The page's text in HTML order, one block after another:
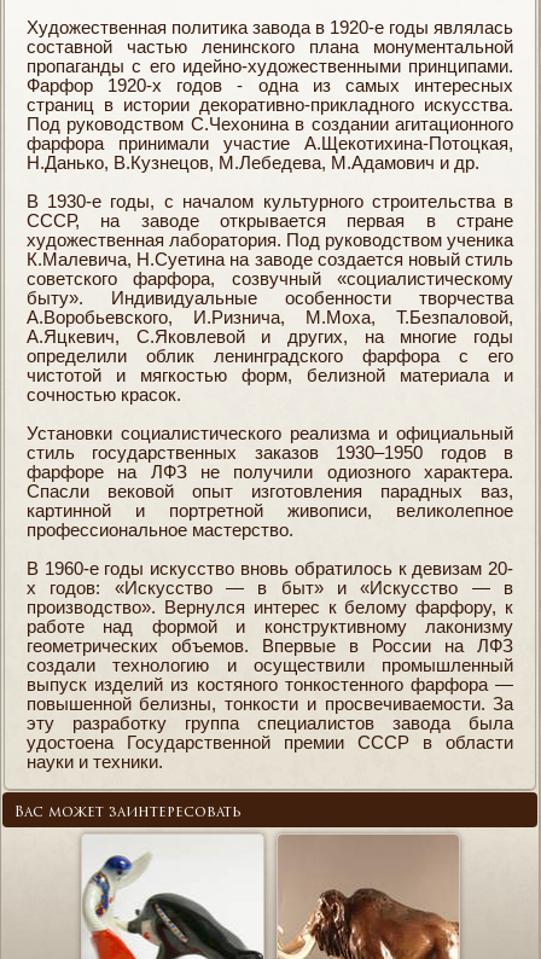
Художественная политика завода в 1920-е годы являлась
составной частью ленинского плана монументальной
пропаганды с его идейно-художественными принципами.
Фарфор 1920-х годов - одна из самых интересных
страниц в истории декоративно-прикладного искусства.
Под руководством С.Чехонина в создании агитационного
фарфора принимали участие А.Щекотихина-Потоцкая,
Н.Данько, В.Кузнецов, М.Лебедева, М.Адамович и др.
В 1930-е годы, с началом культурного строительства в
СССР, на заводе открывается первая в стране
художественная лаборатория. Под руководством ученика
К.Малевича, Н.Суетина на заводе создается новый стиль
советского фарфора, созвучный «социалистическому
быту». Индивидуальные особенности творчества
А.Воробьевского, И.Ризнича, М.Моха, Т.Безпаловой,
А.Яцкевич, С.Яковлевой и других, на многие годы
определили облик ленинградского фарфора с его
чистотой и мягкостью форм, белизной материала и
сочностью красок.
Установки социалистического реализма и официальный
стиль государственных заказов 1930–1950 годов в
фарфоре на ЛФЗ не получили одиозного характера.
Спасли вековой опыт изготовления парадных ваз,
картинной и портретной живописи, великолепное
профессиональное мастерство.
В 1960-е годы искусство вновь обратилось к девизам 20-
x годов: «Искусство — в быт» и «Искусство — в
производство». Вернулся интерес к белому фарфору, к
работе над формой и конструктивному лаконизму
геометрических объемов. Впервые в России на ЛФЗ
создали технологию и осуществили промышленный
выпуск изделий из костяного тонкостенного фарфора —
повышенной белизны, тонкости и просвечиваемости. За
эту разработку группа специалистов завода была
удостоена Государственной премии СССР в области
науки и техники.
Вас может заинтересовать